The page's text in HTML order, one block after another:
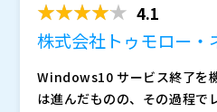
4.1
株式会社トゥモロー・
Windows10 サービス終了を
は進んだものの、その過程で